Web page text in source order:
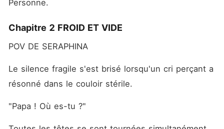
Personne.
Chapitre 2 FROID ET VIDE
POV DE SERAPHINA
Le silence fragile s'est brisé lorsqu'un cri perçant a
résonné dans le couloir stérile.
"Papa ! Où es-tu ?"